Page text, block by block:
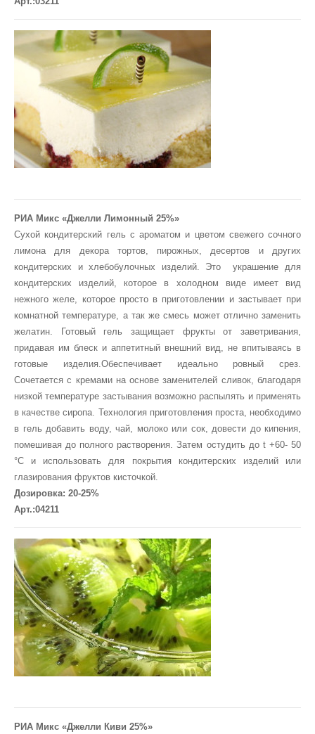
РИА Микс «Джелли Лимонный 25%»
Сухой кондитерский гель с ароматом и цветом свежего сочного
лимона для декора тортов, пирожных, десертов и других
кондитерских и хлебобулочных изделий. Это украшение для
кондитерских изделий, которое в холодном виде имеет вид
нежного желе, которое просто в приготовлении и застывает при
комнатной температуре, а так же смесь может отлично заменить
желатин. Готовый гель защищает фрукты от заветривания,
придавая им блеск и аппетитный внешний вид, не впитываясь в
готовые изделия.Обеспечивает идеально ровный срез.
Сочетается с кремами на основе заменителей сливок, благодаря
низкой температуре застывания возможно распылять и применять
в качестве сиропа. Технология приготовления проста, необходимо
в гель добавить воду, чай, молоко или сок, довести до кипения,
помешивая до полного растворения. Затем остудить до t +60- 50
°С и использовать для покрытия кондитерских изделий или
глазирования фруктов кисточкой.
Дозировка: 20-25%
Арт.:04211
РИА Микс «Джелли Киви 25%»